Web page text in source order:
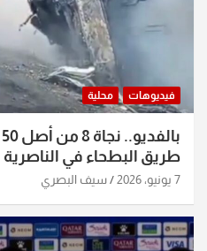
فيديوهات محلية
طريق البطحاء في الناصرية
7 يونيو، 2026 سيف البصري